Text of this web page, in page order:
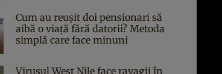
Cum au reușit doi pensionari să
aibă o viață fără datorii? Metoda
simplă care face minuni
Virusul West Nile face ravagii în